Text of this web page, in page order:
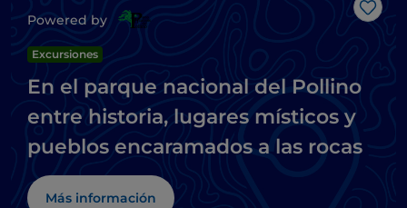
Me
Powered by
Excursiones
En el parque nacional del Pollino
entre historia, lugares místicos y
pueblos encaramados a las rocas
Más información